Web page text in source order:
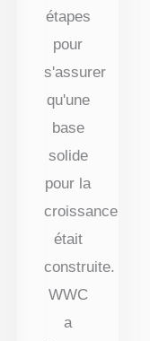
étapes
pour
s'assurer
qu'une
base
solide
pour la
croissance
était
construite.
WWC
a